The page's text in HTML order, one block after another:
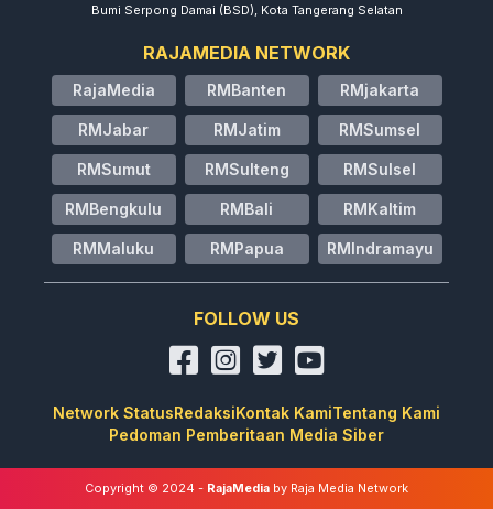
Bumi Serpong Damai (BSD), Kota Tangerang Selatan
RAJAMEDIA NETWORK
RajaMedia RMBanten RMjakarta
RMJabar RMJatim RMSumsel
RMSumut RMSulteng RMSulsel
RMBengkulu RMBali RMKaltim
RMMaluku RMPapua RMIndramayu
FOLLOW US
Network StatusRedaksiKontak KamiTentang Kami
Pedoman Pemberitaan Media Siber
Copyright © 2024 - RajaMedia by Raja Media Network